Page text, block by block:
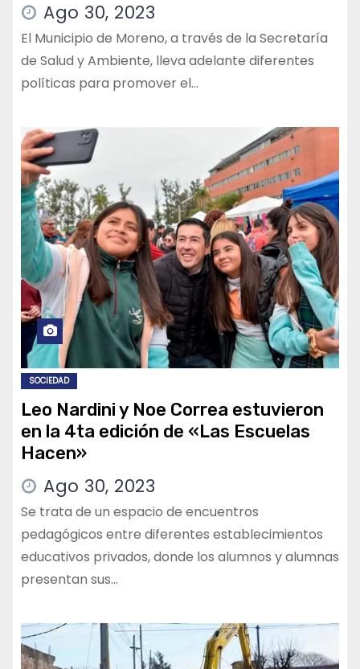
Ago 30, 2023
El Municipio de Moreno, a través de la Secretaría
de Salud y Ambiente, lleva adelante diferentes
políticas para promover el…
SOCIEDAD
Leo Nardini y Noe Correa estuvieron
en la 4ta edición de «Las Escuelas
Hacen»
Ago 30, 2023
Se trata de un espacio de encuentros
pedagógicos entre diferentes establecimientos
educativos privados, donde los alumnos y alumnas
presentan sus…